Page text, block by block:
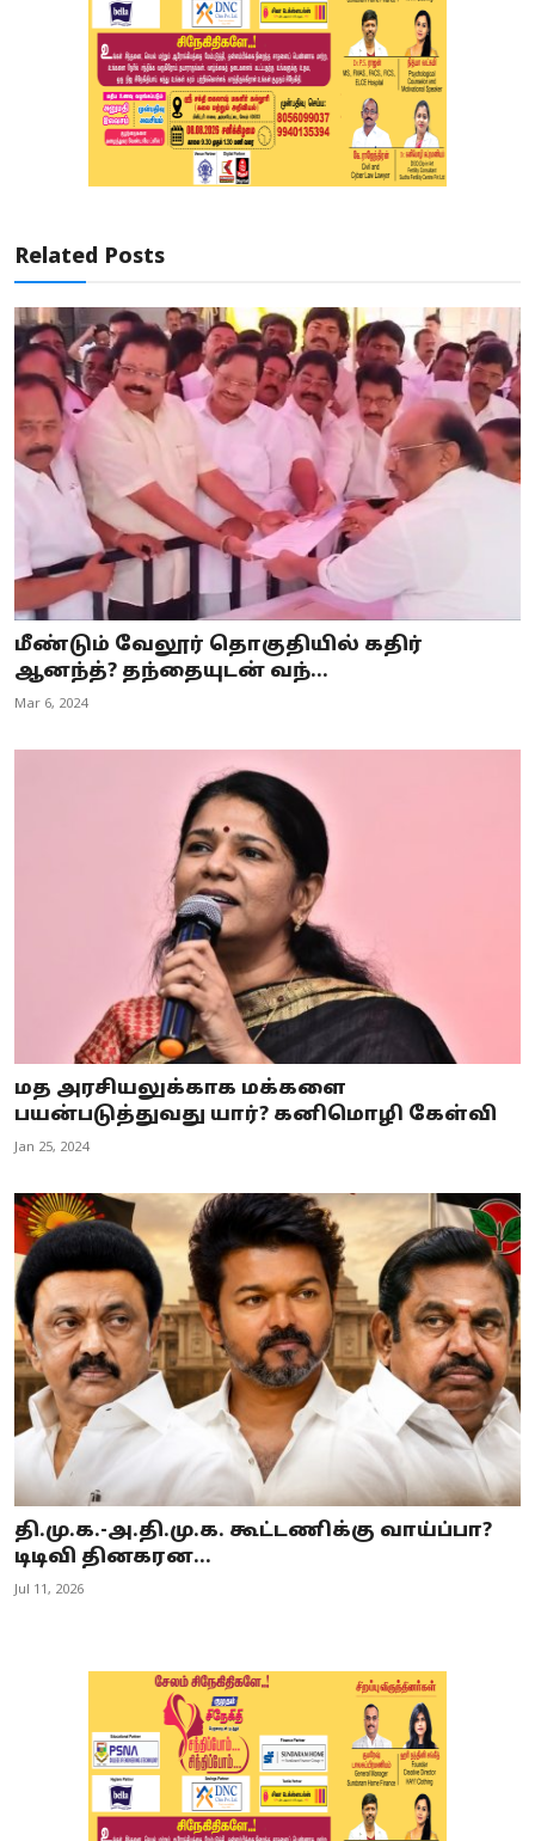
Related Posts
மீண்டும் வேலூர் தொகுதியில் கதிர்
ஆனந்த்? தந்தையுடன் வந்...
Mar 6, 2024
மத அரசியலுக்காக மக்களை
பயன்படுத்துவது யார்? கனிமொழி கேள்வி
Jan 25, 2024
தி.மு.க.-அ.தி.மு.க. கூட்டணிக்கு வாய்ப்பா?
டிடிவி தினகரன...
Jul 11, 2026